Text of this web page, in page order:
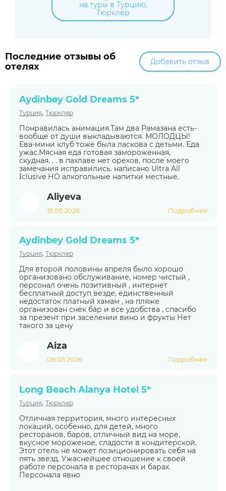
на туры в Турцию,
Тюрклер
Последние отзывы об
отелях
Добавить отзыв
Aydinbey Gold Dreams 5*
Турция, Тюрклер
Понравилась анимация.Там два Рамазана есть-
вообще от души выкладываются. МОЛОДЦЫ!
Ева-мини клуб тоже была ласкова с детьми. Еда
ужас.Мясная еда готовая замороженная,
скудная. . . в пахлаве нет орехов, после моего
замечания исправились. написано Ultra All
İclusive НО алкогольные напитки местные.
Aliyeva
31.05.2026 Подробнее
Aydinbey Gold Dreams 5*
Турция, Тюрклер
Для второй половины апреля было хорошо
организовано обслуживание, номер чистый ,
персонал очень позитивный , интернет
бесплатный доступ везде, единственный
недостаток платный хамам , на пляже
организован снек бар и все удобства , спасибо
за презент при заселении вино и фрукты Нет
такого за цену
Aiza
08.05.2026 Подробнее
Long Beach Alanya Hotel 5*
Турция, Тюрклер
Отличная территория, много интересных
локаций, особенно, для детей, много
ресторанов, баров, отличный вид на море,
вкусное мороженое, сладости в кондитерской.
Этот отель не может позиционировать себя на
пять звёзд. Ужаснейшее отношение к своей
работе персонала в ресторанах и барах.
Персонала явно